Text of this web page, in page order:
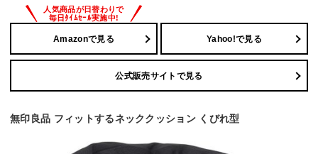
Amazonで見る Yahoo!で見る
公式販売サイトで見る
無印良品 フィットするネッククッション くびれ型